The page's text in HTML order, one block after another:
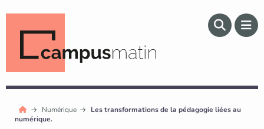
Numérique
Les transformations de la pédagogie liées au
numérique.